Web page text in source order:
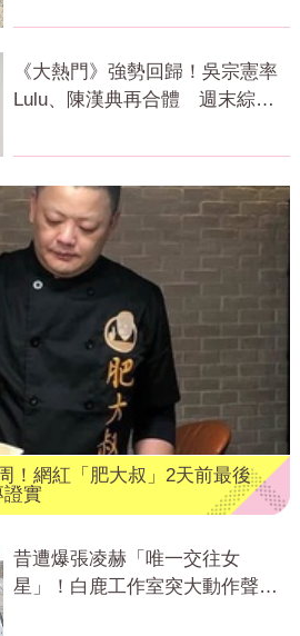
《大熱門》強勢回歸！吳宗憲率
Lulu、陳漢典再合體 週末綜藝
！網紅「肥大叔」2天前最後
實
昔遭爆張凌赫「唯一交往女
星」！白鹿工作室突大動作聲